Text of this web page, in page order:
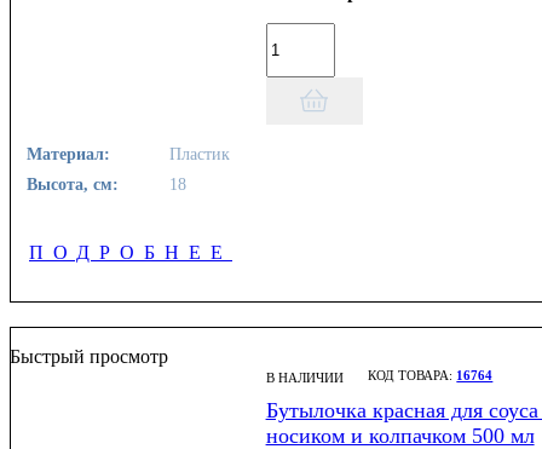
Материал:
Пластик
Высота, см:
18
ПОДРОБНЕЕ
Быстрый просмотр
В НАЛИЧИИ 16764
Бутылочка красная для соуса
носиком и колпачком 500 мл